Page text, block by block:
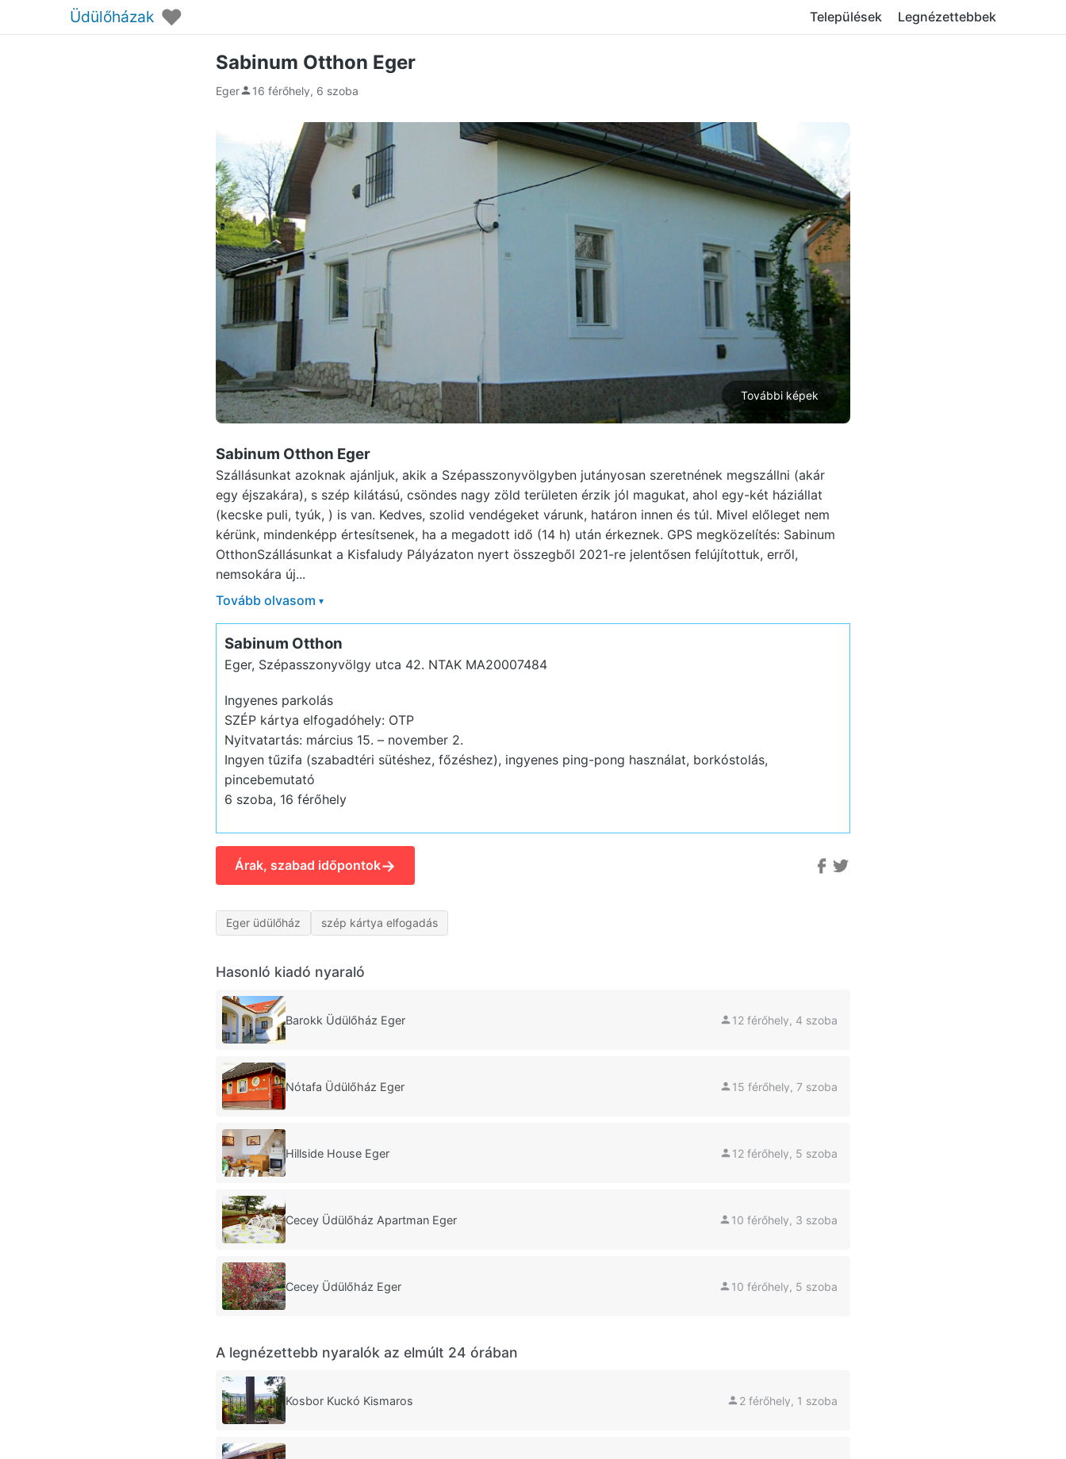
Üdülőházak ♥ Települések Legnézettebbek
Sabinum Otthon Eger
Eger 16 férőhely, 6 szoba
További képek
Sabinum Otthon Eger
Szállásunkat azoknak ajánljuk, akik a Szépasszonyvölgyben jutányosan szeretnének megszállni (akár
egy éjszakára), s szép kilátású, csöndes nagy zöld területen érzik jól magukat, ahol egy-két háziállat
(kecske puli, tyúk, ) is van. Kedves, szolid vendégeket várunk, határon innen és túl. Mivel előleget nem
kérünk, mindenképp értesítsenek, ha a megadott idő (14 h) után érkeznek. GPS megközelítés: Sabinum
OtthonSzállásunkat a Kisfaludy Pályázaton nyert összegből 2021-re jelentősen felújítottuk, erről,
nemsokára új...
Tovább olvasom ▾
Sabinum Otthon
Eger, Szépasszonyvölgy utca 42. NTAK MA20007484
Ingyenes parkolás
SZÉP kártya elfogadóhely: OTP
Nyitvatartás: március 15. – november 2.
Ingyen tűzifa (szabadtéri sütéshez, főzéshez), ingyenes ping-pong használat, borkóstolás,
pincebemutató
6 szoba, 16 férőhely
Árak, szabad időpontok→
Eger üdülőház szép kártya elfogadás
Hasonló kiadó nyaraló
Barokk Üdülőház Eger 12 férőhely, 4 szoba
Nótafa Üdülőház Eger 15 férőhely, 7 szoba
Hillside House Eger 12 férőhely, 5 szoba
Cecey Üdülőház Apartman Eger 10 férőhely, 3 szoba
Cecey Üdülőház Eger 10 férőhely, 5 szoba
A legnézettebb nyaralók az elmúlt 24 órában
Kosbor Kuckó Kismaros 2 férőhely, 1 szoba